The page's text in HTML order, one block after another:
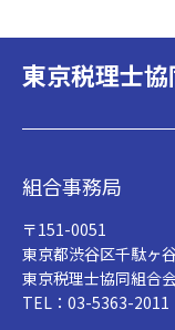
東京税理士
組合事務局
〒151-0051
東京都渋谷区千駄ヶ
東京税理士協同組合
TEL：03-5363-